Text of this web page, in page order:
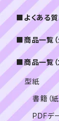
■よくある
■商品一覧（
■商品一覧（
型紙
書籍（紙
PDFデ